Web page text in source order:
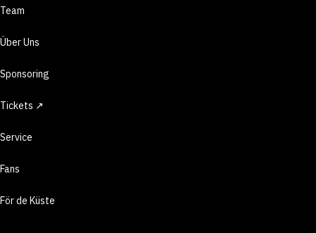
Team
Über Uns
Sponsoring
Tickets ↗
Service
Fans
För de Küste